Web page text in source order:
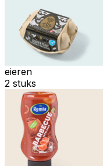
eieren
2 stuks